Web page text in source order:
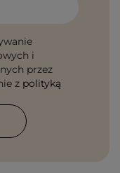
i
przez
z polityką